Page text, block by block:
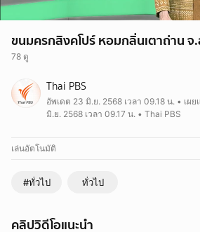
ขนมครกสิงคโปร์ หอมกลิ่นเตาถ่าน
78 ดู
ในเตาถ่านกลิ่นหอม ซึ่งเจ้าของร้านตั้งใจสืบทอด
Thai PBS
อัพเดต 23 มิ.ย. 2568 เวลา 09.18 น. • เผย
มิ.ย. 2568 เวลา 09.17 น. • Thai PBS
เล่นอัตโนมัติ
#ทั่วไป ทั่วไป
คลิปวิดีโอแนะนำ